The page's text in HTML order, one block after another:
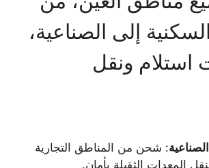
إلى الصناعية،
استلام ونقل
: شحن من المناطق التجارية
المعدات الثقيلة بأمان.